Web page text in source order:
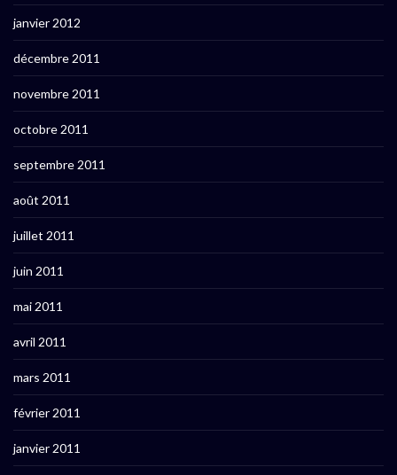
janvier 2012
décembre 2011
novembre 2011
octobre 2011
septembre 2011
août 2011
juillet 2011
juin 2011
mai 2011
avril 2011
mars 2011
février 2011
janvier 2011